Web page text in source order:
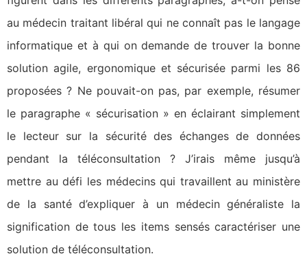
au médecin traitant libéral qui ne connaît pas le langage
informatique et à qui on demande de trouver la bonne
solution agile, ergonomique et sécurisée parmi les 86
proposées ? Ne pouvait-on pas, par exemple, résumer
le paragraphe « sécurisation » en éclairant simplement
le lecteur sur la sécurité des échanges de données
pendant la téléconsultation ? J’irais même jusqu’à
mettre au défi les médecins qui travaillent au ministère
de la santé d’expliquer à un médecin généraliste la
signification de tous les items sensés caractériser une
solution de téléconsultation.